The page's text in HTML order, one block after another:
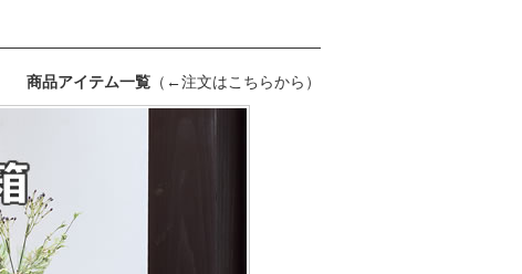
商品アイテム一覧 （←注文はこちらから）